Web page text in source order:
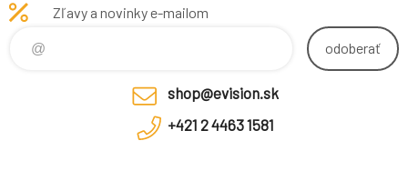
Zľavy a novinky e-mailom
odoberať
shop@evision.sk
+421 2 4463 1581